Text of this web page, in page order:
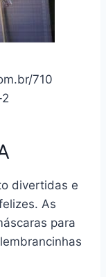
710
divertidas e
As
para